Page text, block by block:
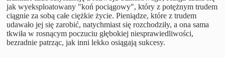
jak wyeksploatowany "koń pociągowy", który z potężnym trudem
ciągnie za sobą całe ciężkie życie. Pieniądze, które z trudem
udawało jej się zarobić, natychmiast się rozchodziły, a ona sama
tkwiła w rosnącym poczuciu głębokiej niesprawiedliwości,
bezradnie patrząc, jak inni lekko osiągają sukcesy.